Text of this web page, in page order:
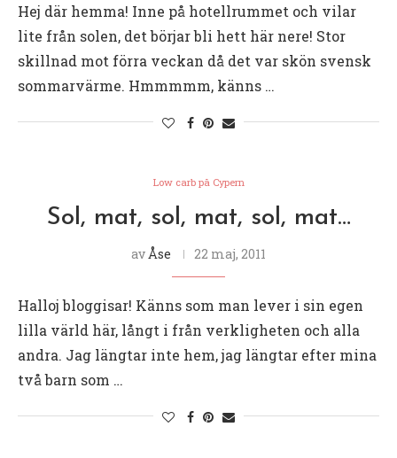
Hej där hemma! Inne på hotellrummet och vilar
lite från solen, det börjar bli hett här nere! Stor
skillnad mot förra veckan då det var skön svensk
sommarvärme. Hmmmmm, känns …
Low carb på Cypern
Sol, mat, sol, mat, sol, mat…
av Åse 22 maj, 2011
Halloj bloggisar! Känns som man lever i sin egen
lilla värld här, långt i från verkligheten och alla
andra. Jag längtar inte hem, jag längtar efter mina
två barn som …